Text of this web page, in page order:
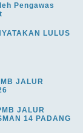
Pengawas
LULUS
JALUR
JALUR
14 PADANG